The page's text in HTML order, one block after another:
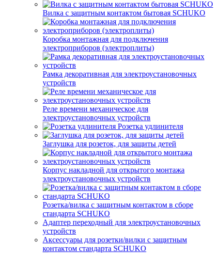
Вилка с защитным контактом бытовая SCHUKO
Коробка монтажная для подключения
электроприборов (электроплиты)
Рамка декоративная для электроустановочных
устройств
Реле времени механическое для
электроустановочных устройств
Розетка удлинителя
Заглушка для розеток, для защиты детей
Корпус накладной для открытого монтажа
электроустановочных устройств
Розетка/вилка с защитным контактом в сборе
стандарта SCHUKO
Адаптер переходный для электроустановочных
устройств
Аксессуары для розетки/вилки с защитным
контактом стандарта SCHUKO